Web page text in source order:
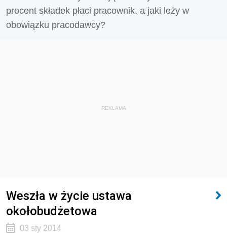
procent składek płaci pracownik, a jaki leży w
obowiązku pracodawcy?
REKLAMA
Weszła w życie ustawa
okołobudżetowa
03 sty 2014